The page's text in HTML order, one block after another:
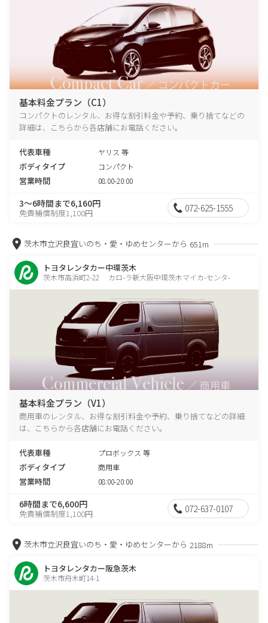
基本料金プラン（C1）
コンパクトのレンタル、お得な割引料金や予約、乗り捨てなどの
詳細は、こちらから各店舗にお電話ください。
代表車種 ヤリス 等
ボディタイプ コンパクト
営業時間 08:00-20:00
3～6時間まで6,160円
免責補償制度1,100円 072-625-1555
茨木市立沢良宜いのち・愛・ゆめセンターから 651m
トヨタレンタカー中環茨木
茨木市高浜町2-22 カロ-ラ新大阪中環茨木マイカ-センタ-
基本料金プラン（V1）
商用車のレンタル、お得な割引料金や予約、乗り捨てなどの詳細
は、こちらから各店舗にお電話ください。
代表車種 プロボックス 等
ボディタイプ 商用車
営業時間 08:00-20:00
6時間まで6,600円
免責補償制度1,100円 072-637-0107
茨木市立沢良宜いのち・愛・ゆめセンターから 2188m
トヨタレンタカー阪急茨木
茨木市舟木町14-1